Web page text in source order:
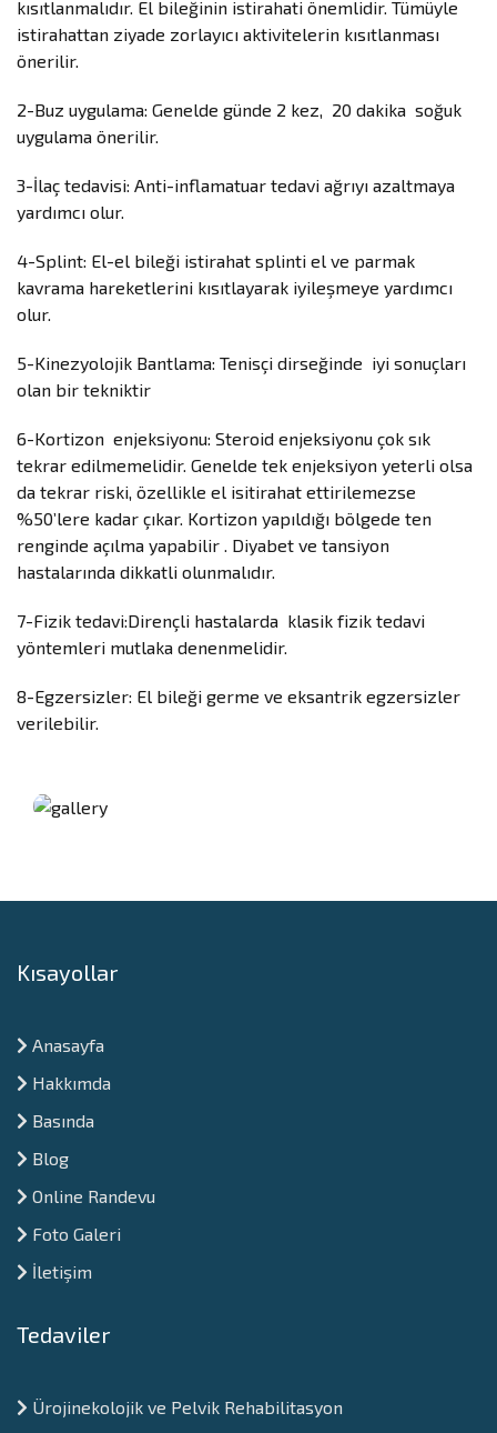
kısıtlanmalıdır. El bileğinin istirahati önemlidir. Tümüyle
istirahattan ziyade zorlayıcı aktivitelerin kısıtlanması
önerilir.
2-Buz uygulama: Genelde günde 2 kez, 20 dakika soğuk
uygulama önerilir.
3-İlaç tedavisi: Anti-inflamatuar tedavi ağrıyı azaltmaya
yardımcı olur.
4-Splint: El-el bileği istirahat splinti el ve parmak
kavrama hareketlerini kısıtlayarak iyileşmeye yardımcı
olur.
5-Kinezyolojik Bantlama: Tenisçi dirseğinde iyi sonuçları
olan bir tekniktir
6-Kortizon enjeksiyonu: Steroid enjeksiyonu çok sık
tekrar edilmemelidir. Genelde tek enjeksiyon yeterli olsa
da tekrar riski, özellikle el isitirahat ettirilemezse
%50’lere kadar çıkar. Kortizon yapıldığı bölgede ten
renginde açılma yapabilir . Diyabet ve tansiyon
hastalarında dikkatli olunmalıdır.
7-Fizik tedavi:Dirençli hastalarda klasik fizik tedavi
yöntemleri mutlaka denenmelidir.
8-Egzersizler: El bileği germe ve eksantrik egzersizler
verilebilir.
Kısayollar
Anasayfa
Hakkımda
Basında
Blog
Online Randevu
Foto Galeri
İletişim
Tedaviler
Ürojinekolojik ve Pelvik Rehabilitasyon